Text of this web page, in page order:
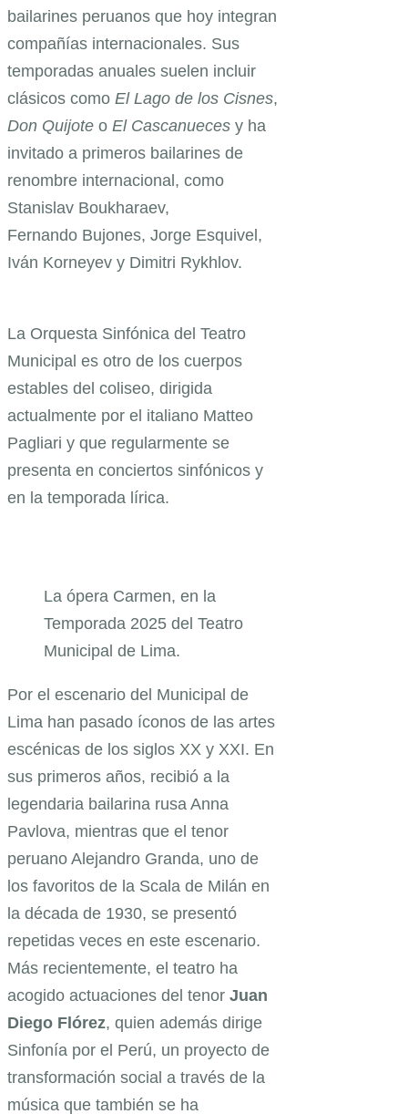
bailarines peruanos que hoy integran
compañías internacionales. Sus
temporadas anuales suelen incluir
clásicos como El Lago de los Cisnes,
Don Quijote o El Cascanueces y ha
invitado a primeros bailarines de
renombre internacional, como
Stanislav Boukharaev,
Fernando Bujones, Jorge Esquivel,
Iván Korneyev y Dimitri Rykhlov.
La Orquesta Sinfónica del Teatro
Municipal es otro de los cuerpos
estables del coliseo, dirigida
actualmente por el italiano Matteo
Pagliari y que regularmente se
presenta en conciertos sinfónicos y
en la temporada lírica.
La ópera Carmen, en la
Temporada 2025 del Teatro
Municipal de Lima.
Por el escenario del Municipal de
Lima han pasado íconos de las artes
escénicas de los siglos XX y XXI. En
sus primeros años, recibió a la
legendaria bailarina rusa Anna
Pavlova, mientras que el tenor
peruano Alejandro Granda, uno de
los favoritos de la Scala de Milán en
la década de 1930, se presentó
repetidas veces en este escenario.
Más recientemente, el teatro ha
acogido actuaciones del tenor Juan
Diego Flórez, quien además dirige
Sinfonía por el Perú, un proyecto de
transformación social a través de la
música que también se ha